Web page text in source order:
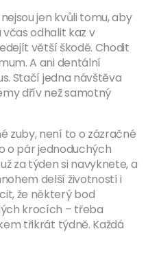
jen kvůli tomu, aby
odhalit kaz v
větší škodě. Chodit
A ani dentální
Stačí jedna návštěva
dřív než samotný
zuby, není to o zázračné
o pár jednoduchých
za týden si navyknete, a
delší životností i
že některý bod
krocích – třeba
třikrát týdně. Každá